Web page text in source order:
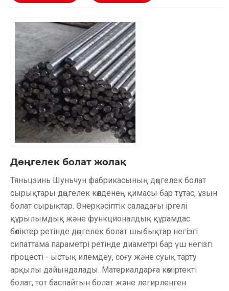
Дөңгелек болат жолақ
Тяньцзинь Шуньчун фабрикасының дөңгелек болат
сырықтары дөңгелек көлденең қимасы бар тұтас, ұзын
болат сырықтар. Өнеркәсіптік саладағы іргелі
құрылымдық және функционалдық құрамдас
бөліктер ретінде дөңгелек болат шыбықтар негізгі
сипаттама параметрі ретінде диаметрі бар үш негізгі
процесті - ыстық илемдеу, соғу және суық тарту
арқылы дайындалады. Материалдарға көміртекті
болат, тот баспайтын болат және легирленген